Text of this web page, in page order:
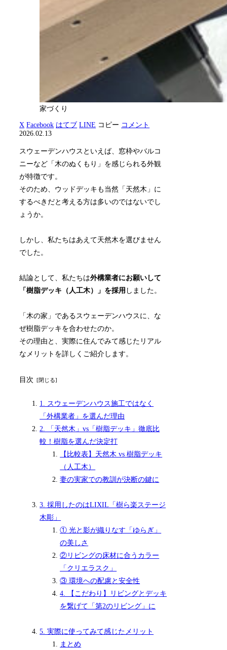
家づくり
X Facebook はてブ LINE コピー コメント
2026.02.13
スウェーデンハウスといえば、窓枠やバルコ
ニーなど「木のぬくもり」を感じられる外観
が特徴です。
そのため、ウッドデッキも当然「天然木」に
するべきだと考える方は多いのではないでし
ょうか。
しかし、私たちはあえて天然木を選びません
でした。
結論として、私たちは外構業者にお願いして
「樹脂デッキ（人工木）」を採用 しました。
「木の家」であるスウェーデンハウスに、な
ぜ樹脂デッキを合わせたのか。
その理由と、実際に住んでみて感じたリアル
なメリットを詳しくご紹介します。
目次
1. スウェーデンハウス施工ではなく
「外構業者」を選んだ理由
2. 「天然木」vs「樹脂デッキ」徹底比
較！樹脂を選んだ決定打
【比較表】天然木 vs 樹脂デッキ
（人工木）
妻の実家での教訓が決断の鍵に
3. 採用したのはLIXIL「樹ら楽ステージ
木彫」
① 光と影が織りなす「ゆらぎ」
の美しさ
②リビングの床材に合うカラー
「クリエラスク」
③ 環境への配慮と安全性
4. 【こだわり】リビングとデッキ
を繋げて「第2のリビング」に
5. 実際に使ってみて感じたメリット
まとめ